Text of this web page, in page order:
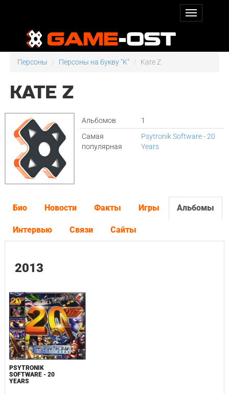
Персоны Персоны на букву "K" Kate Z
KATE Z
Альбомов
1
Самая
популярная
Psytronik Software - 20
Years
Био Новости Факты Игры Альбомы
Интервью Связи Сайты
2013
PSYTRONIK
SOFTWARE - 20
YEARS